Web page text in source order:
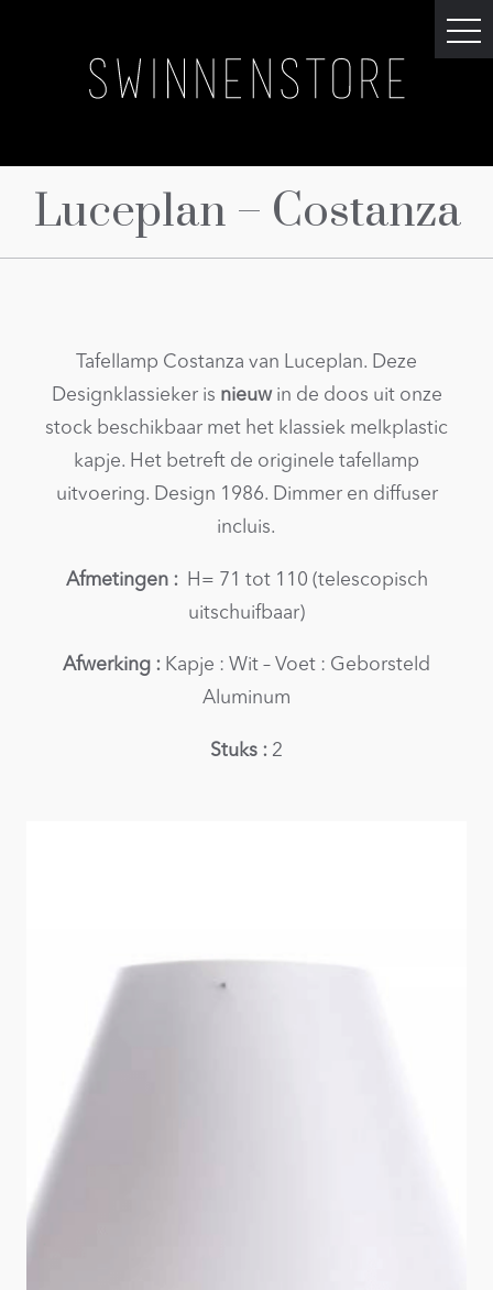
Luceplan – Costanza
Tafellamp Costanza van Luceplan. Deze
Designklassieker is nieuwin de doos uit onze
stock beschikbaar met het klassiek melkplastic
kapje. Het betreft de originele tafellamp
uitvoering. Design 1986. Dimmer en diffuser
incluis.
Afmetingen :
H= 71 tot 110 (telescopisch
uitschuifbaar)
Afwerking : Kapje : Wit – Voet : Geborsteld
Aluminum
Stuks : 2